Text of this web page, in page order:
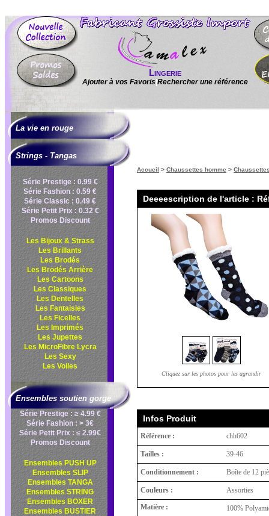
Lingerie
Ajouter à vos Favoris Rechercher une référence
La vie en rouge
Strings - Tangas
Série Prestige : 0.99 €
Série Fashion : 0.59 €
Série Classic : 0.49 €
Série Petit Prix : 0.32 €
Promos Discount
Les Bijoux & Strass
Les Brillants
Les Brodés
Les Brodés Arrière
Les Cartoons
Les Classiques
Les Dentelles
Les Fantaisies
Les Ficelles
Les Imprimés
Les Jupettes
Les MicroFibre Lycra
Les Sexy
Les Voiles
Ensembles soutien gorge
Série Prestige : ≥ 4.99 €
Série Fashion : > 3€
Série Petit Prix : ≤ 2.99€
Promos Discount
Ensembles PUSH UP
Ensembles SLIP
Ensembles TANGA
Ensembles STRING
Ensembles BOXER
Ensembles BUSTIER
Accueil > Chaussettes homme >
Deeeescription de l'article :
Cliquez sur les photos pour les agrandir
Infos Produit
Référence : chh602
Tailles : 39-46
Conditionnement : Boîte de 12
Couleurs :
Assorties
Matière :
100%